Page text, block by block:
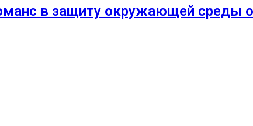
в защиту окружающей среды